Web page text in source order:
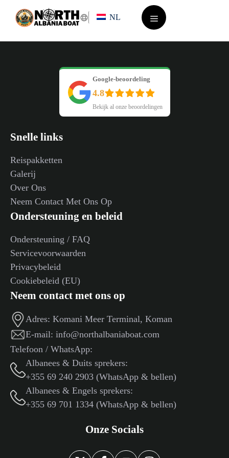
inhoud
NL
Menu
Google-beoordeling
4.8
Bekijk al onze beoordelingen
Snelle links
Reispakketten
Galerij
Over Ons
Neem Contact Met Ons Op
Ondersteuning en beleid
Ondersteuning / FAQ
Servicevoorwaarden
Privacybeleid
Cookiebeleid (EU)
Neem contact met ons op
Adres: Komani Meer Terminal, Koman
E-mail: info@northalbaniaboat.com
Telefoon / WhatsApp:
Albanees & Duits sprekers:
+355 69 240 2903 (WhatsApp & bellen)
Albanees & Engels sprekers:
+355 69 701 1334 (WhatsApp & bellen)
Onze Socials